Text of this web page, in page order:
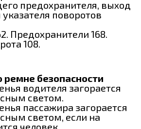
предохранителя, выход
поворотов
Предохранители 168.
108.
безопасности
водителя загорается
светом.
пассажира загорается
светом, если на
человек.